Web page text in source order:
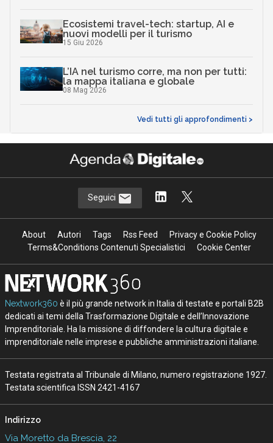
Ecosistemi travel-tech: startup, AI e
nuovi modelli per il turismo
15 Giu 2026
L’IA nel turismo corre, ma non per tutti:
la mappa italiana e globale
08 Mag 2026
Vedi tutti gli approfondimenti >
Seguici
About Autori Tags Rss Feed
Privacy e Cookie Policy
Terms&Conditions Contenuti Specialistici
Cookie Center
Nextwork360 è il più grande network in Italia di testate e portali B2B
dedicati ai temi della Trasformazione Digitale e dell’Innovazione
Imprenditoriale. Ha la missione di diffondere la cultura digitale e
imprenditoriale nelle imprese e pubbliche amministrazioni italiane.
Testata registrata al Tribunale di Milano, numero registrazione 1927.
Testata scientifica ISSN 2421-4167
Indirizzo
Via Moretto da Brescia, 22